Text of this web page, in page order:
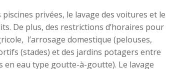
privées, le lavage des voitures et le
De plus, des restrictions d’horaires pour
l’arrosage domestique (pelouses,
(stades) et des jardins potagers entre
en eau type goutte-à-goutte). Le lavage